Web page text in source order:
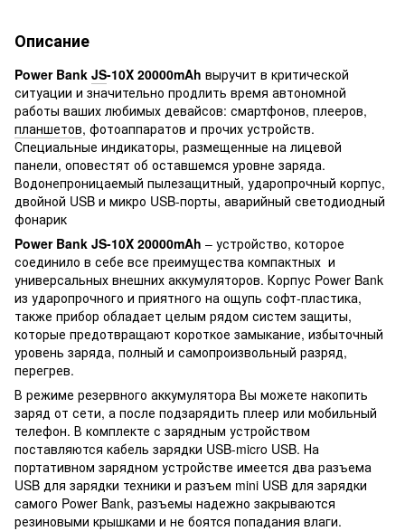
Описание
Power Bank JS-10X 20000mAh выручит в критической
ситуации и значительно продлить время автономной
работы ваших любимых девайсов: смартфонов, плееров,
планшетов, фотоаппаратов и прочих устройств.
Специальные индикаторы, размещенные на лицевой
панели, оповестят об оставшемся уровне заряда.
Водонепроницаемый пылезащитный, ударопрочный корпус,
двойной USB и микро USB-порты, аварийный светодиодный
фонарик
Power Bank JS-10X 20000mAh – устройство, которое
соединило в себе все преимущества компактных и
универсальных внешних аккумуляторов. Корпус Power Bank
из ударопрочного и приятного на ощупь софт-пластика,
также прибор обладает целым рядом систем защиты,
которые предотвращают короткое замыкание, избыточный
уровень заряда, полный и самопроизвольный разряд,
перегрев.
В режиме резервного аккумулятора Вы можете накопить
заряд от сети, а после подзарядить плеер или мобильный
телефон. В комплекте с зарядным устройством
поставляются кабель зарядки USB-micro USB. На
портативном зарядном устройстве имеется два разъема
USB для зарядки техники и разъем mini USB для зарядки
самого Power Bank, разъемы надежно закрываются
резиновыми крышками и не боятся попадания влаги.